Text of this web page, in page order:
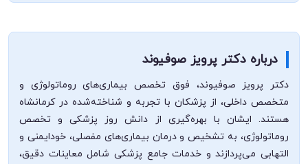
درباره دکتر پرویز صوفیوند
دکتر پرویز صوفیوند، فوق تخصص بیماری‌های روماتولوژی و
متخصص داخلی، از پزشکان با تجربه و شناخته‌شده در کرمانشاه
هستند. ایشان با بهره‌گیری از دانش روز پزشکی و تخصص
روماتولوژی، به تشخیص و درمان بیماری‌های مفصلی، خودایمنی و
التهابی می‌پردازند و خدمات جامع پزشکی شامل معاینات دقیق،